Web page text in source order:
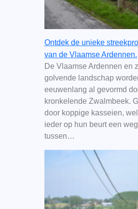
Ontdek de unieke
van de Vlaamse Ardennen.
De Vlaamse Ardennen en
golvende landschap
eeuwenlang al gevormd
kronkelende Zwalmbeek.
door koppige kasseien,
ieder op hun beurt een
tussen…